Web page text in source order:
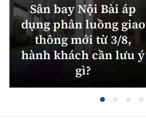
Sân bay Nội Bài áp
dụng phân luồng giao
thông mới từ 3/8,
hành khách cần lưu ý
gì?